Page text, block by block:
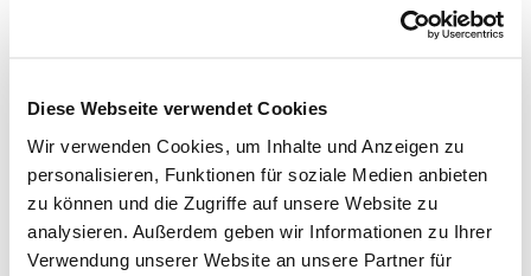
Diese Webseite verwendet Cookies
Wir verwenden Cookies, um Inhalte und Anzeigen zu
personalisieren, Funktionen für soziale Medien anbieten
zu können und die Zugriffe auf unsere Website zu
analysieren. Außerdem geben wir Informationen zu Ihrer
Verwendung unserer Website an unsere Partner für
C
3 Sterne Hotel in Mailand
Bitte wählen Sie Ihren gewünschten
Zimmertyp.